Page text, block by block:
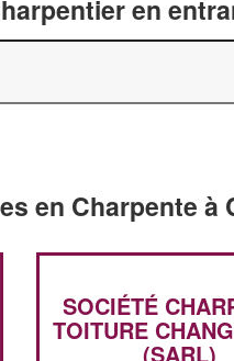
en
en Charpente à
SOCIÉTÉ
TOITURE
(SARL)